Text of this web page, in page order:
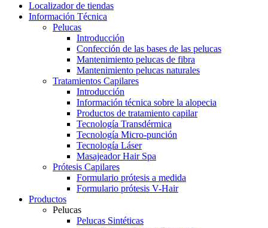
Localizador de tiendas
Información Técnica
Pelucas
Introducción
Confección de las bases de las pelucas
Mantenimiento pelucas de fibra
Mantenimiento pelucas naturales
Tratamientos Capilares
Introducción
Información técnica sobre la alopecia
Productos de tratamiento capilar
Tecnología Transdérmica
Tecnología Micro-punción
Tecnología Láser
Masajeador Hair Spa
Prótesis Capilares
Formulario prótesis a medida
Formulario prótesis V-Hair
Productos
Pelucas
Pelucas Sintéticas